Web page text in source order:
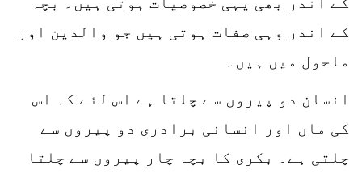
کے اندر وہی صفات ہوتی ہیں جو والدین اور
ماحول میں ہیں۔
انسان دو پیروں سے چلتا ہے اس لئے کہ اس
کی ماں اور انسانی برادری دو پیروں سے
چلتی ہے۔ بکری کا بچہ چار پیروں سے چلتا